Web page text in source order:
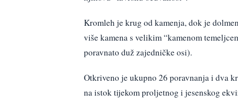
Kromleh je krug od kamenja, dok je
više kamena s velikim “kamenom
poravnato duž zajedničke osi).
Otkriveno je ukupno 26 poravnanja i dva
na istok tijekom proljetnog i jesenskog